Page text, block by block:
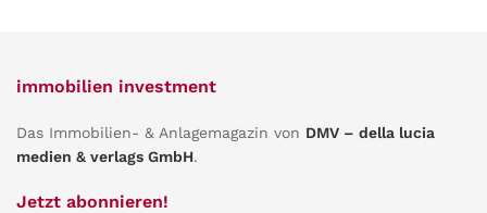
immobilien investment
Das Immobilien- & Anlagemagazin von DMV – della lucia
medien & verlags GmbH.
Jetzt abonnieren!